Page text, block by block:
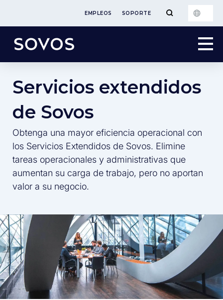
EMPLEOS SOPORTE
Servicios extendidos
de Sovos
Obtenga una mayor eficiencia operacional con
los Servicios Extendidos de Sovos. Elimine
tareas operacionales y administrativas que
aumentan su carga de trabajo, pero no aportan
valor a su negocio.